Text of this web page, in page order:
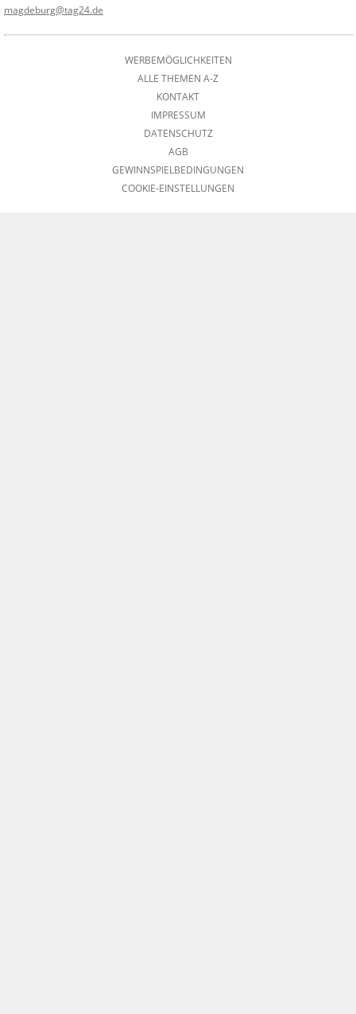
magdeburg@tag24.de
WERBEMÖGLICHKEITEN
ALLE THEMEN A-Z
KONTAKT
IMPRESSUM
DATENSCHUTZ
AGB
GEWINNSPIELBEDINGUNGEN
COOKIE-EINSTELLUNGEN